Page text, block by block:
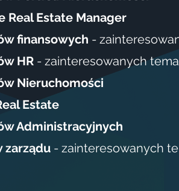
Real Estate Manager
finansowych -
HR - zainteresowanych
Nieruchomości
Estate
Administracyjnych
zarządu - zainteresowanych